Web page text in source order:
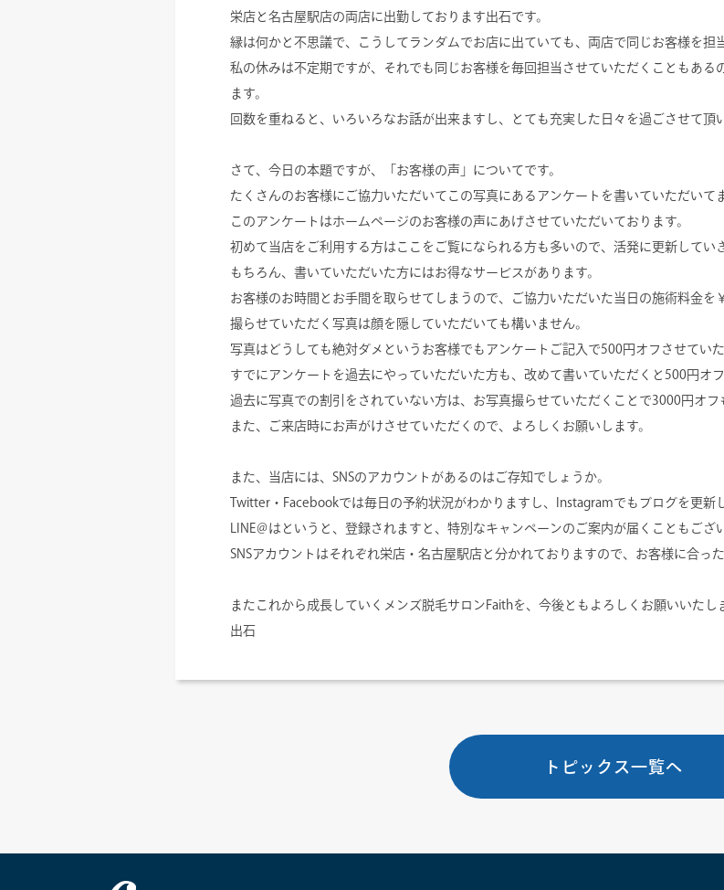
栄店と名古屋駅店の両店に出勤しております出石です。
縁は何かと不思議で、こうしてランダムでお店に出ていても、両店で同じお客様を担
私の休みは不定期ですが、それでも同じお客様を毎回担当させていただくこともある
ます。
回数を重ねると、いろいろなお話が出来ますし、とても充実した日々を過ごさせて頂
さて、今日の本題ですが、「お客様の声」についてです。
たくさんのお客様にご協力いただいてこの写真にあるアンケートを書いていただいてま
このアンケートはホームページのお客様の声にあげさせていただいております。
初めて当店をご利用する方はここをご覧になられる方も多いので、活発に更新してい
もちろん、書いていただいた方にはお得なサービスがあります。
お客様のお時間とお手間を取らせてしまうので、ご協力いただいた当日の施術料金を
撮らせていただく写真は顔を隠していただいても構いません。
写真はどうしても絶対ダメというお客様でもアンケートご記入で500円オフさせてい
すでにアンケートを過去にやっていただいた方も、改めて書いていただくと500円オフ
過去に写真での割引をされていない方は、お写真撮らせていただくことで3000円オフ
また、ご来店時にお声がけさせていただくので、よろしくお願いします。
また、当店には、SNSのアカウントがあるのはご存知でしょうか。
Twitter・Facebookでは毎日の予約状況がわかりますし、Instagramでもブログを更新
LINE＠はというと、登録されますと、特別なキャンペーンのご案内が届くこともござ
SNSアカウントはそれぞれ栄店・名古屋駅店と分かれておりますので、お客様に合っ
またこれから成長していくメンズ脱毛サロンFaithを、今後ともよろしくお願いいたし
出石
トピックス一覧へ